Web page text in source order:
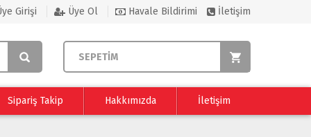
Girişi Üye Ol Havale Bildirimi İletişim
SEPETİM
Sipariş Takip Hakkımızda İletişim